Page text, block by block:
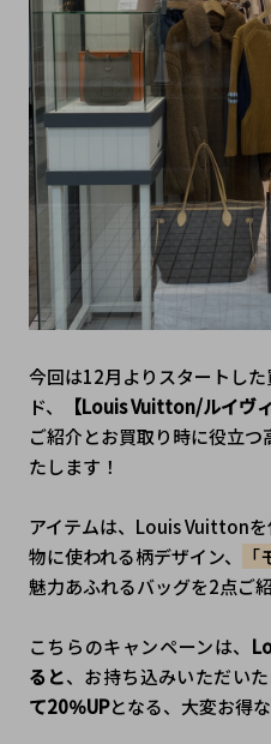
今回は12月よりスタートし
ド、
【Louis Vuitton/ルイヴ
ご紹介とお買取り時に役立
たします！
アイテムは、Louis Vuitton
物に使われる柄デザイン、
魅力あふれるバッグを2点ご
こちらのキャンペーンは、
ると、お持ち込みいただい
て20％UPとなる、大変お得な